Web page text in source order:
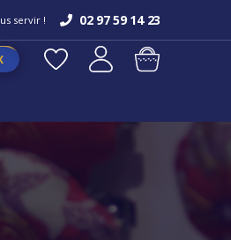
servir !
02 97 59 14 23